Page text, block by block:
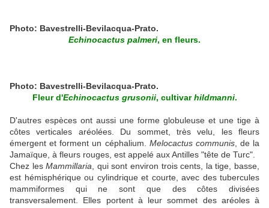
Photo: Bavestrelli-Bevilacqua-Prato.
Echinocactus palmeri, en fleurs.
Photo: Bavestrelli-Bevilacqua-Prato.
Fleur d'Echinocactus grusonii, cultivarhildmanni.
D'autres espèces ont aussi une forme globuleuse et une tige à
côtes verticales aréolées. Du sommet, très velu, les fleurs
émergent et forment un céphalium. Melocactus communis, de la
Jamaïque, à fleurs rouges, est appelé aux Antilles "tête de Turc".
Chez lesMammillaria , qui sont environ trois cents, la tige, basse,
est hémisphérique ou cylindrique et courte, avec des tubercules
mammiformes qui ne sont que des côtes divisées
transversalement. Elles portent à leur sommet des aréoles à